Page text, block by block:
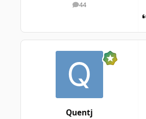
44
messages
Quentj